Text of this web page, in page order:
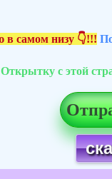
самом низу 👇!!!
Открытку с этой